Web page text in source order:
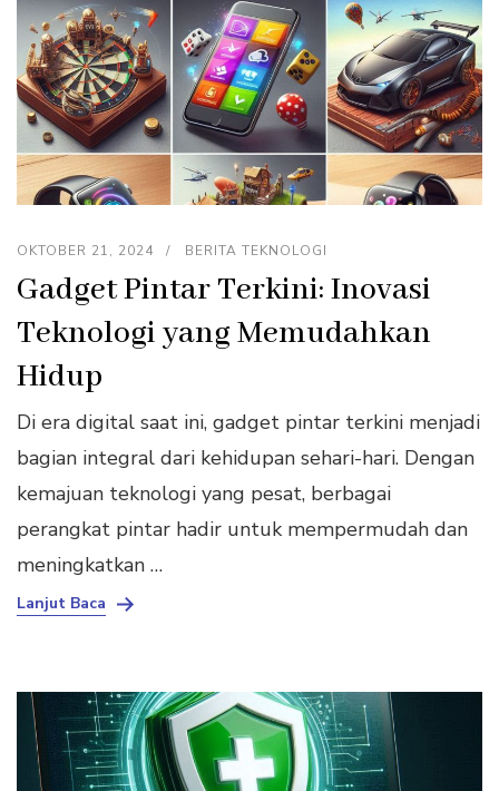
OKTOBER 21, 2024 BERITA TEKNOLOGI
Gadget Pintar Terkini: Inovasi
Teknologi yang Memudahkan
Hidup
Di era digital saat ini, gadget pintar terkini menjadi
bagian integral dari kehidupan sehari-hari. Dengan
kemajuan teknologi yang pesat, berbagai
perangkat pintar hadir untuk mempermudah dan
meningkatkan …
Lanjut Baca